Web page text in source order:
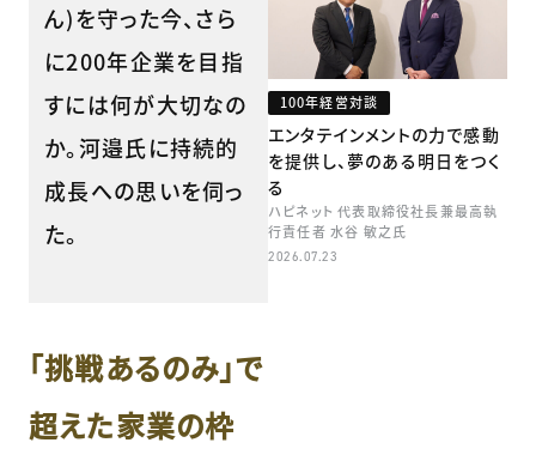
ん)を守った今、さら
に200年企業を目指
すには何が大切なの
か。河邉氏に持続的
成長への思いを伺っ
た。
「挑戦あるのみ」で
超えた家業の枠
100年経営対談
エンタテインメントの力で感動
を提供し、夢のある明日をつく
る
ハピネット 代表取締役社長兼最高執
行責任者 水谷 敏之氏
2026.07.23